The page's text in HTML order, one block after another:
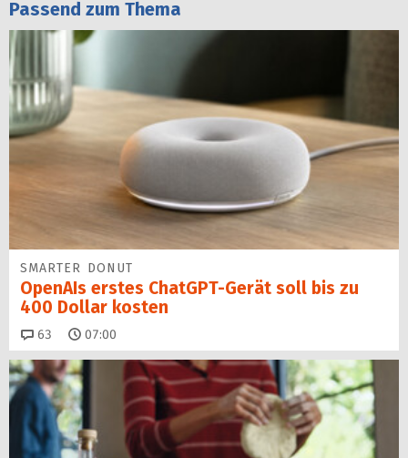
Passend zum Thema
SMARTER DONUT
OpenAIs erstes ChatGPT-Gerät soll bis zu
400 Dollar kosten
63 Kommentare
07:00